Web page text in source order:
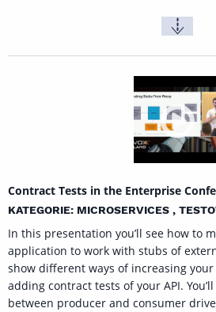
Contract Tests in the Enterprise
KATEGORIE: MICROSERVICES ,
In this presentation you’ll see how to
application to work with stubs of
show different ways of increasing
adding contract tests of your API.
between producer and consumer